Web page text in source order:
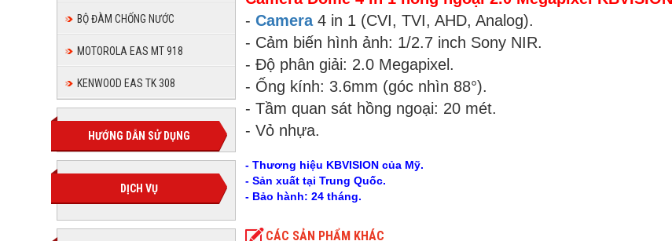
BỘ ĐÀM CHỐNG NƯỚC
MOTOROLA EAS MT 918
KENWOOD EAS TK 308
HƯỚNG DẪN SỬ DỤNG
DỊCH VỤ
- Camera 4 in 1 (CVI, TVI, AHD, Analog).
- Cảm biến hình ảnh: 1/2.7 inch Sony NIR.
- Độ phân giải: 2.0 Megapixel.
- Ống kính: 3.6mm (góc nhìn 88°).
- Tầm quan sát hồng ngoại: 20 mét.
- Vỏ nhựa.
- Thương hiệu KBVISION của Mỹ.
- Sản xuất tại Trung Quốc.
- Bảo hành: 24 tháng.
CÁC SẢN PHẨM KHÁC